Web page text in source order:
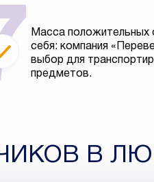
Масса положительных
себя: компания
выбор для
предметов.
В